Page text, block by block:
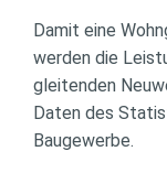
Damit eine
werden die
gleitenden
Daten des
Baugewerbe.